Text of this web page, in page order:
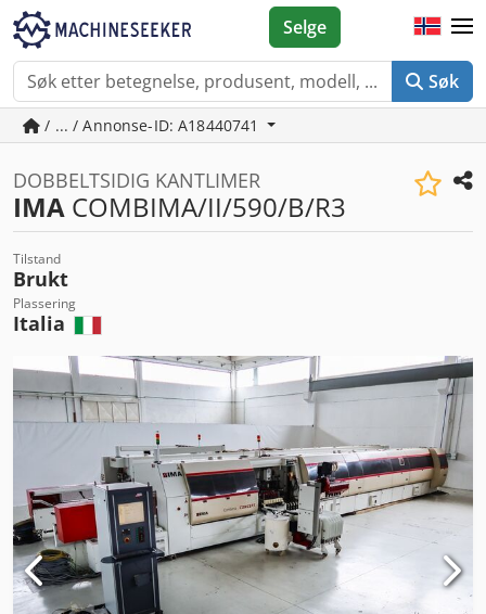
Søk
Selge
/ ... / Annonse-ID: A18440741
DOBBELTSIDIG KANTLIMER
IMA COMBIMA/II/590/B/R3
Tilstand
Brukt
Plassering
Italia